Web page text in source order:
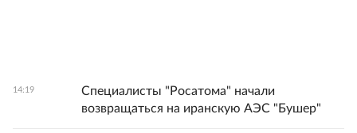
14:19
Специалисты "Росатома" начали
возвращаться на иранскую АЭС "Бушер"